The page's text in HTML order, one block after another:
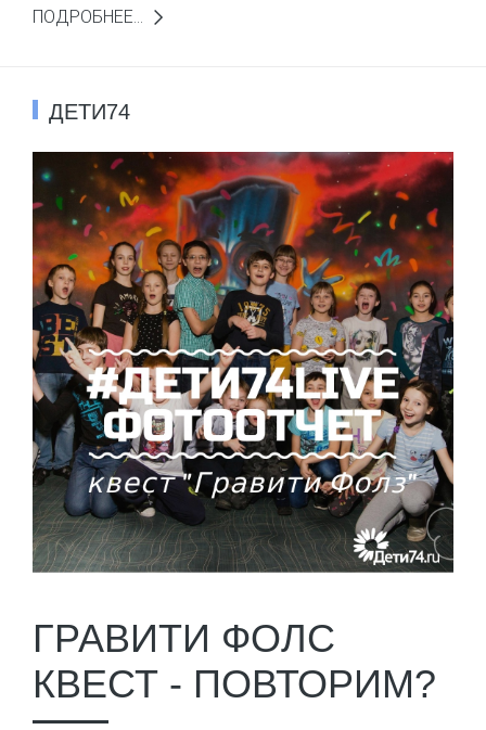
ПОДРОБНЕЕ...
ДЕТИ74
ГРАВИТИ ФОЛС
КВЕСТ - ПОВТОРИМ?